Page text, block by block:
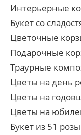
Интерьерные
Букет со
Цветочные
Подарочные
Траурные
Цветы на день
Цветы на
Цветы на
Букет из 51 розы